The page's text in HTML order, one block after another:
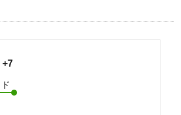
+7